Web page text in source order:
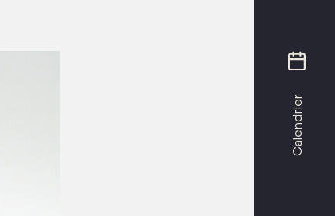
Calendrier